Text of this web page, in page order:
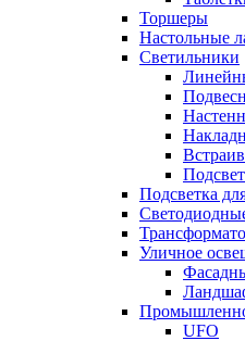
Торшеры
Настольные
Светильники
Подсветка
Уличное
UFO